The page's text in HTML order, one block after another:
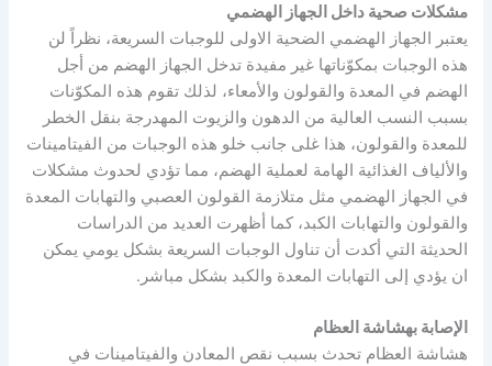
مشكلات صحية داخل الجهاز الهضمي
يعتبر الجهاز الهضمي الضحية الاولى للوجبات السريعة، نظراً لن
هذه الوجبات بمكوّناتها غير مفيدة تدخل الجهاز الهضم من أجل
الهضم في المعدة والقولون والأمعاء، لذلك تقوم هذه المكوّنات
بسبب النسب العالية من الدهون والزيوت المهدرجة بنقل الخطر
للمعدة والقولون، هذا غلى جانب خلو هذه الوجبات من الفيتامينات
والألياف الغذائية الهامة لعملية الهضم، مما تؤدي لحدوث مشكلات
في الجهاز الهضمي مثل متلازمة القولون العصبي والتهابات المعدة
والقولون والتهابات الكبد، كما أظهرت العديد من الدراسات
الحديثة التي أكدت أن تناول الوجبات السريعة بشكل يومي يمكن
ان يؤدي إلى التهابات المعدة والكبد بشكل مباشر.
الإصابة بهشاشة العظام
هشاشة العظام تحدث بسبب نقص المعادن والفيتامينات في